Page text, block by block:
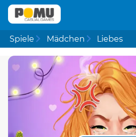
Spiele Mädchen Liebes